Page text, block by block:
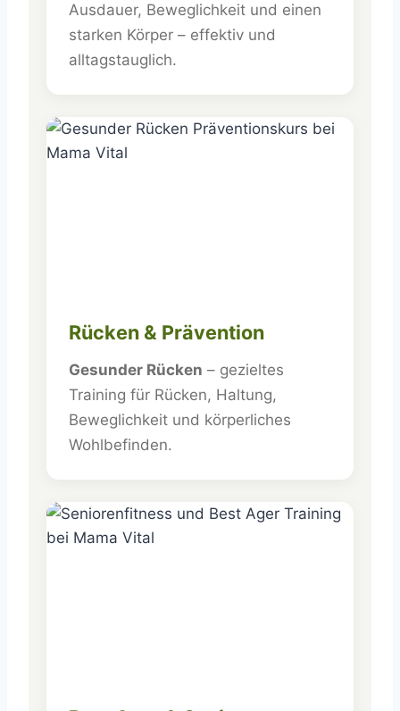
Ausdauer, Beweglichkeit und einen
starken Körper – effektiv und
alltagstauglich.
Rücken & Prävention
Gesunder Rücken – gezieltes
Training für Rücken, Haltung,
Beweglichkeit und körperliches
Wohlbefinden.